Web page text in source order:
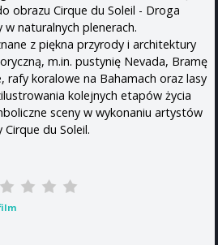
obrazu Cirque du Soleil - Droga
w naturalnych plenerach.
z piękna przyrody i architektury
m.in. pustynię Nevada, Bramę
rafy koralowe na Bahamach oraz lasy
kolejnych etapów życia
sceny w wykonaniu artystów
du Soleil.